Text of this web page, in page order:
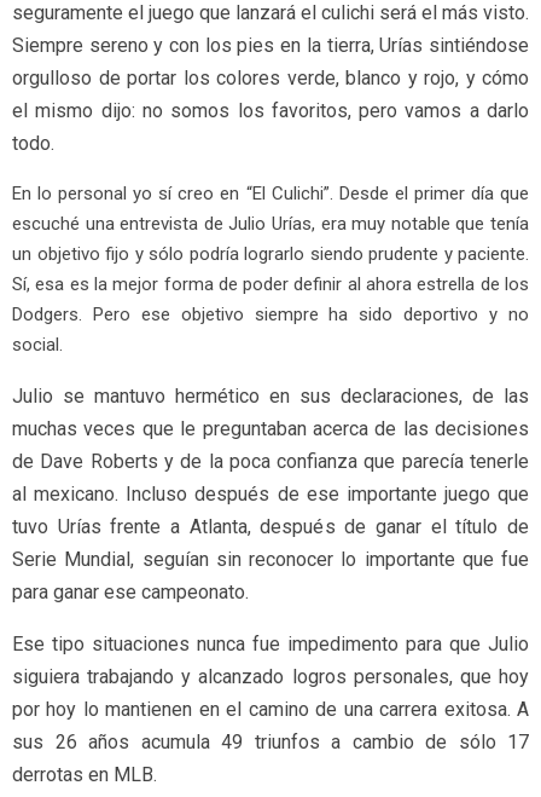
seguramente el juego que lanzará el culichi será el más visto.
Siempre sereno y con los pies en la tierra, Urías sintiéndose
orgulloso de portar los colores verde, blanco y rojo, y cómo
el mismo dijo: no somos los favoritos, pero vamos a darlo
todo.
En lo personal yo sí creo en “El Culichi”. Desde el primer día que
escuché una entrevista de Julio Urías, era muy notable que tenía
un objetivo fijo y sólo podría lograrlo siendo prudente y paciente.
Sí, esa es la mejor forma de poder definir al ahora estrella de los
Dodgers. Pero ese objetivo siempre ha sido deportivo y no
social.
Julio se mantuvo hermético en sus declaraciones, de las
muchas veces que le preguntaban acerca de las decisiones
de Dave Roberts y de la poca confianza que parecía tenerle
al mexicano. Incluso después de ese importante juego que
tuvo Urías frente a Atlanta, después de ganar el título de
Serie Mundial, seguían sin reconocer lo importante que fue
para ganar ese campeonato.
Ese tipo situaciones nunca fue impedimento para que Julio
siguiera trabajando y alcanzado logros personales, que hoy
por hoy lo mantienen en el camino de una carrera exitosa. A
sus 26 años acumula 49 triunfos a cambio de sólo 17
derrotas en MLB.